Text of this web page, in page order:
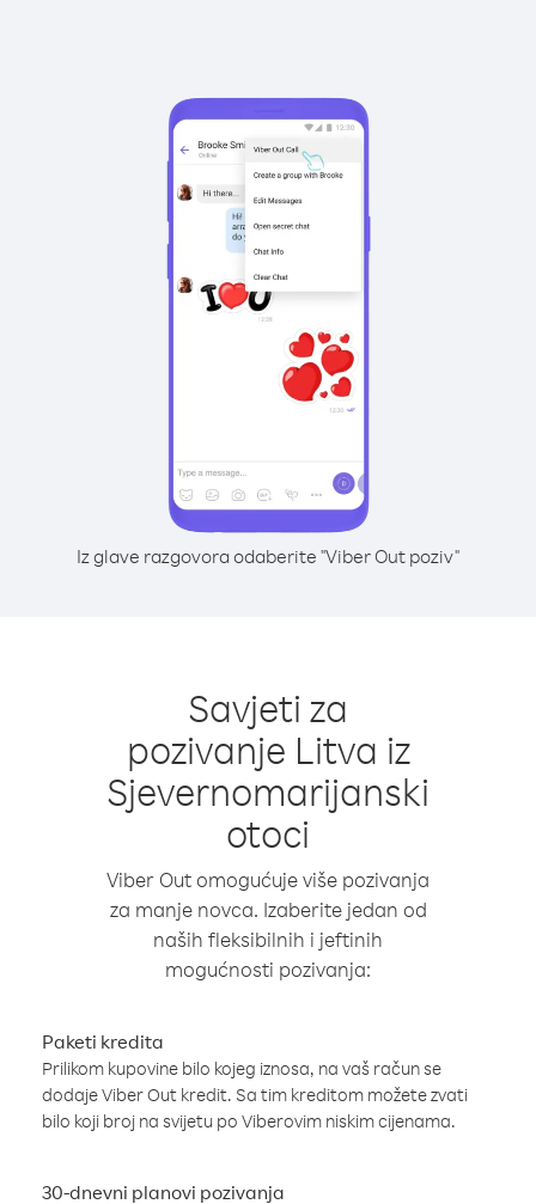
Iz glave razgovora odaberite "Viber Out poziv"
Savjeti za
pozivanje Litva iz
Sjevernomarijanski
otoci
Viber Out omogućuje više pozivanja
za manje novca. Izaberite jedan od
naših fleksibilnih i jeftinih
mogućnosti pozivanja:
Paketi kredita
Prilikom kupovine bilo kojeg iznosa, na vaš račun se
dodaje Viber Out kredit. Sa tim kreditom možete zvati
bilo koji broj na svijetu po Viberovim niskim cijenama.
30-dnevni planovi pozivanja